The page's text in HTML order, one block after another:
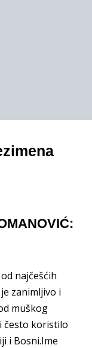
najčešćih
zanimljivo i
muškog
često koristilo
i Bosni.Ime